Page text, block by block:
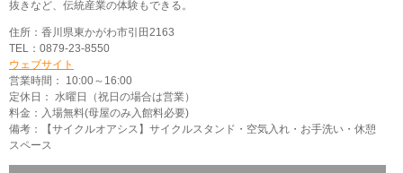
抜きなど、伝統産業の体験もできる。
住所：香川県東かがわ市引田2163
TEL：0879-23-8550
ウェブサイト
営業時間： 10:00～16:00
定休日： 水曜日（祝日の場合は営業）
料金：入場無料(母屋のみ入館料必要)
備考：【サイクルオアシス】サイクルスタンド・空気入れ・お手洗い・休憩
スペース